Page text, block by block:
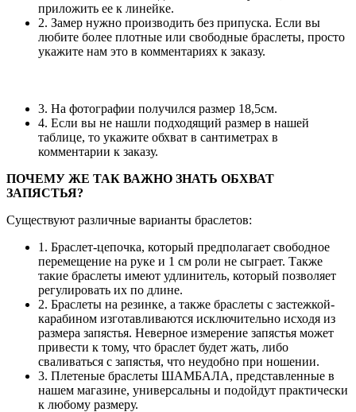
приложить ее к линейке.
2. Замер нужно производить без припуска. Если вы
любите более плотные или свободные браслеты, просто
укажите нам это в комментариях к заказу.
3. На фотографии получился размер 18,5см.
4. Если вы не нашли подходящий размер в нашей
таблице, то укажите обхват в сантиметрах в
комментарии к заказу.
ПОЧЕМУ ЖЕ ТАК ВАЖНО ЗНАТЬ ОБХВАТ
ЗАПЯСТЬЯ?
Существуют различные варианты браслетов:
1. Браслет-цепочка, который предполагает свободное
перемещение на руке и 1 см роли не сыграет. Также
такие браслеты имеют удлинитель, который позволяет
регулировать их по длине.
2. Браслеты на резинке, а также браслеты с застежкой-
карабином изготавливаются исключительно исходя из
размера запястья. Неверное измерение запястья может
привести к тому, что браслет будет жать, либо
сваливаться с запястья, что неудобно при ношении.
3. Плетеные браслеты ШАМБАЛА, представленные в
нашем магазине, универсальны и подойдут практически
к любому размеру.